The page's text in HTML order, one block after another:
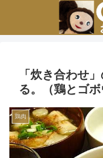
「炊き合わせ
る。（鶏とゴボ
鶏肉